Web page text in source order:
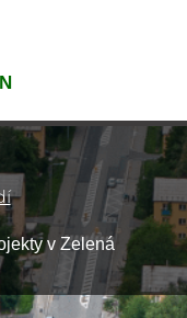
v Zelená